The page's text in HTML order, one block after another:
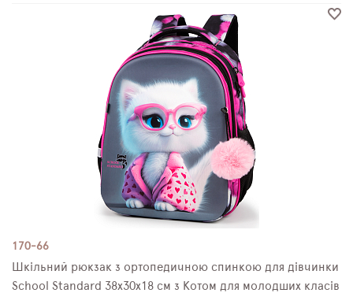
170-66
Шкільний рюкзак з ортопедичною спинкою для дівчинки
School Standard 38х30х18 см з Котом для молодших класів